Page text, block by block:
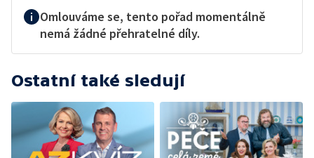
Omlouváme se, tento pořad momentálně
nemá žádné přehratelné díly.
Ostatní také sledují